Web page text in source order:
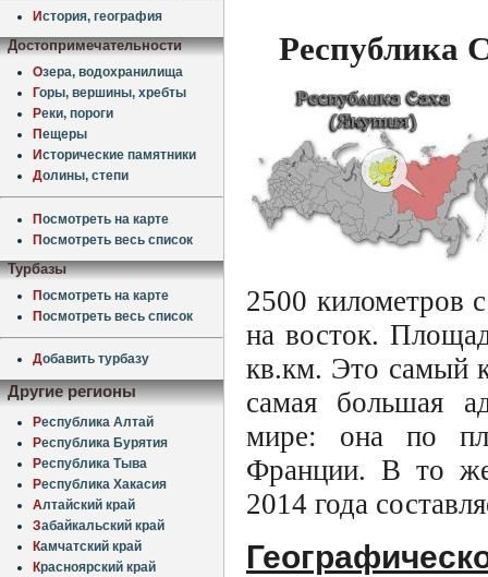
История, география
Достопримечательности
Озера, водохранилища
Горы, вершины, хребты
Реки, пороги
Пещеры
Исторические памятники
Долины, степи
Посмотреть на карте
Посмотреть весь список
Турбазы
Посмотреть на карте
Посмотреть весь список
Добавить турбазу
Другие регионы
Республика Алтай
Республика Бурятия
Республика Тыва
Республика Хакасия
Алтайский край
Забайкальский край
Камчатский край
Красноярский край
Республика
2500 километров
на восток.
кв.км. Это самый
самая большая
мире: она по
Франции. В то же
2014 года